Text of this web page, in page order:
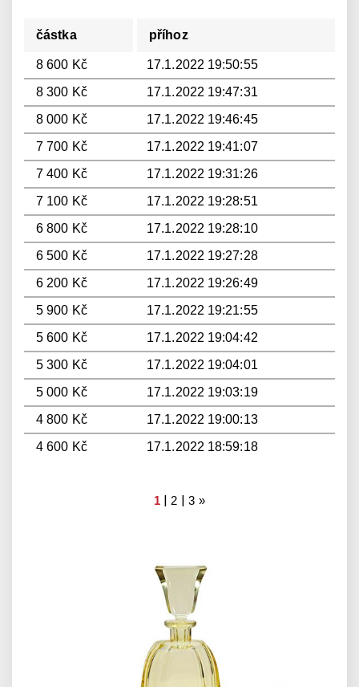
částka příhoz
8 600 Kč
17.1.2022 19:50:55
8 300 Kč
17.1.2022 19:47:31
8 000 Kč
17.1.2022 19:46:45
7 700 Kč
17.1.2022 19:41:07
7 400 Kč
17.1.2022 19:31:26
7 100 Kč
17.1.2022 19:28:51
6 800 Kč
17.1.2022 19:28:10
6 500 Kč
17.1.2022 19:27:28
6 200 Kč
17.1.2022 19:26:49
5 900 Kč
17.1.2022 19:21:55
5 600 Kč
17.1.2022 19:04:42
5 300 Kč
17.1.2022 19:04:01
5 000 Kč
17.1.2022 19:03:19
4 800 Kč
17.1.2022 19:00:13
4 600 Kč
17.1.2022 18:59:18
1 |2 | 3 »